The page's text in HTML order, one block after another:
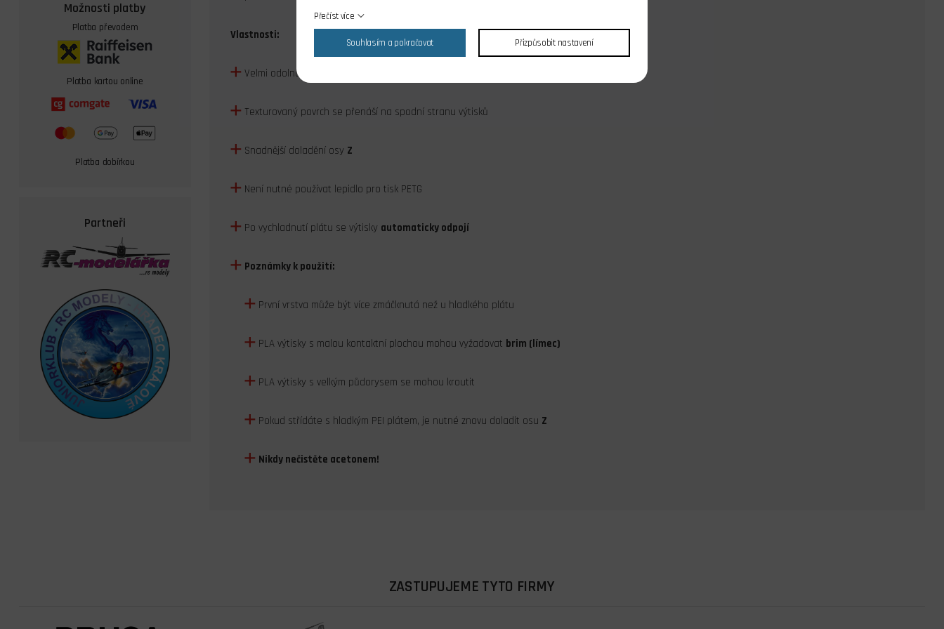
Možnosti platby
Platba převodem
Platba kartou online
Platba dobírkou
Partneři
Vlastnosti:
Velmi odolná proti poškrábání a poškození
Texturovaný povrch se přenáší na spodní stranu výtisků
Snadnější doladění osy Z
Není nutné používat lepidlo pro tisk PETG
Po vychladnutí plátu se výtisky automaticky odpojí
Poznámky k použití:
První vrstva může být více zmáčknutá než u hladkého plátu
PLA výtisky s malou kontaktní plochou mohou vyžadovat brim (límec)
PLA výtisky s velkým půdorysem se mohou kroutit
Pokud střídáte s hladkým PEI plátem, je nutné znovu doladit osu Z
Nikdy nečistěte acetonem!
ZASTUPUJEME TYTO FIRMY
Přečíst více
Souhlasím a pokračovat Přizpůsobit nastavení